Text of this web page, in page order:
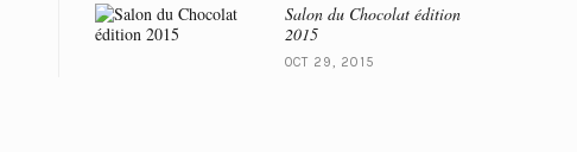
Salon du Chocolat édition
2015
OCT 29, 2015